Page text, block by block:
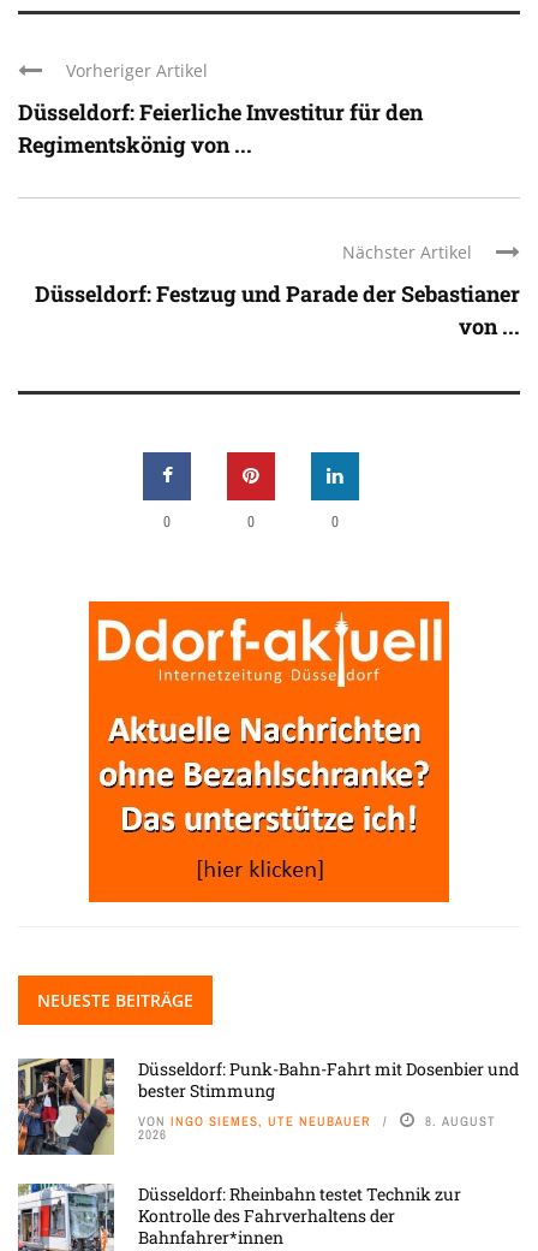
Vorheriger Artikel
Düsseldorf: Feierliche Investitur für den
Regimentskönig von ...
Nächster Artikel
Düsseldorf: Festzug und Parade der Sebastianer
von ...
0 0 0
NEUESTE BEITRÄGE
Düsseldorf: Punk-Bahn-Fahrt mit Dosenbier und
bester Stimmung
VON INGO SIEMES, UTE NEUBAUER 8. AUGUST
2026
Düsseldorf: Rheinbahn testet Technik zur
Kontrolle des Fahrverhaltens der
Bahnfahrer*innen